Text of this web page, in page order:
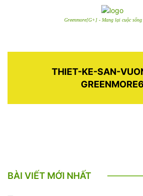
Greenmore[G+] - Mang lại cuộc sống
THIET-KE-SAN-
GREENMORE6
BÀI VIẾT MỚI NHẤT